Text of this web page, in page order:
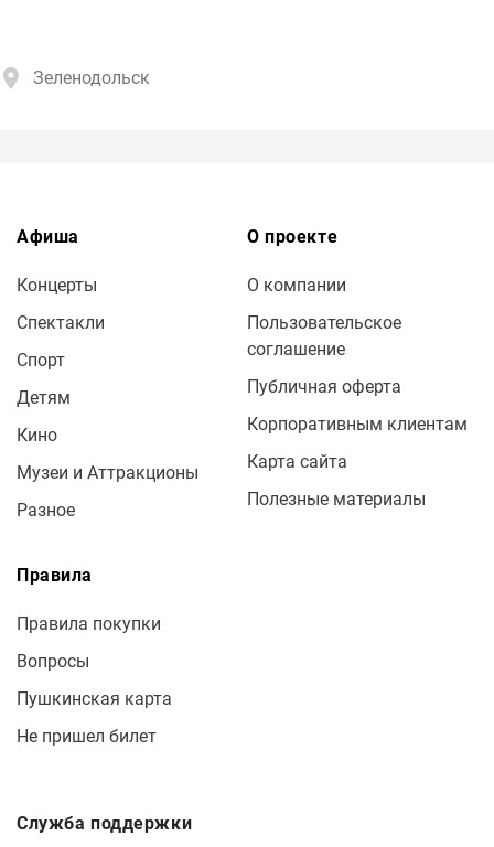
Зеленодольск
Афиша
Концерты
Спектакли
Спорт
Детям
Кино
Музеи и Аттракционы
Разное
О проекте
О компании
Пользовательское
соглашение
Публичная оферта
Корпоративным клиентам
Карта сайта
Полезные материалы
Правила
Правила покупки
Вопросы
Пушкинская карта
Не пришел билет
Служба поддержки